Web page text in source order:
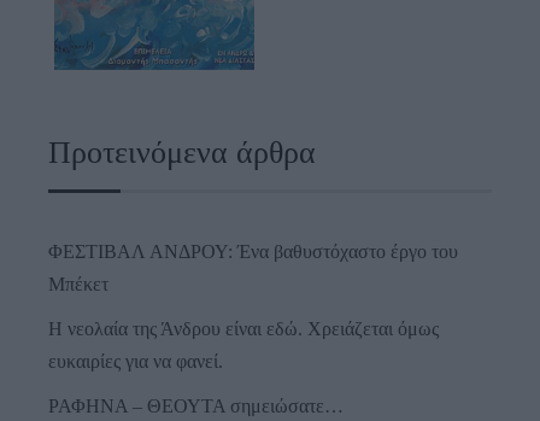
Προτεινόμενα άρθρα
ΦΕΣΤΙΒΑΛ ΑΝΔΡΟΥ: Ένα βαθυστόχαστο έργο του
Μπέκετ
Η νεολαία της Άνδρου είναι εδώ. Χρειάζεται όμως
ευκαιρίες για να φανεί.
ΡΑΦΗΝΑ – ΘΕΟΥΤΑ σημειώσατε…